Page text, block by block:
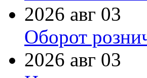
2026 авг 03
Оборот
2026 авг 03